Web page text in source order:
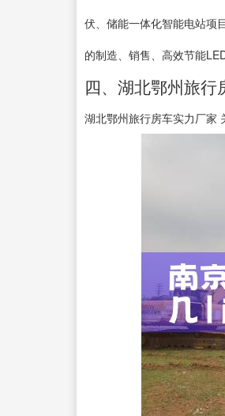
伏、储能一体化智能电站项
的制造、销售、高效节能
四、湖北鄂州旅行
湖北鄂州旅行房车实力厂家